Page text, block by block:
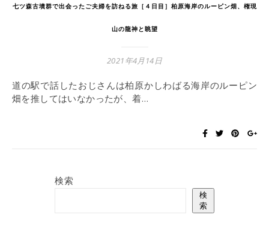
七ツ森古墳群で出会ったご夫婦を訪ねる旅［４日目］柏原海岸のルーピン畑、権現
山の龍神と眺望
2021年4月14日
道の駅で話したおじさんは柏原かしわばる海岸のルーピン
畑を推してはいなかったが、着…
検索
検
索